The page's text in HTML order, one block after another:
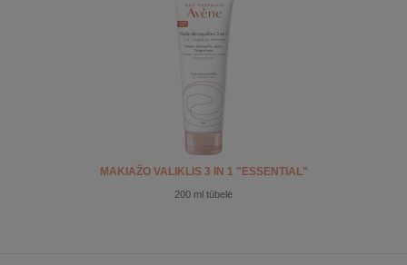
MAKIAŽO VALIKLIS 3 IN 1 "ESSENTIAL"
200 ml tūbelė